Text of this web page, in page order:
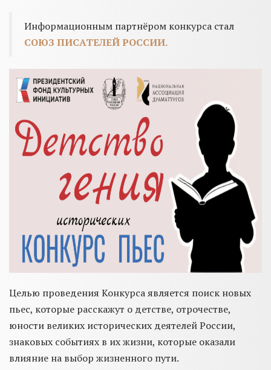
Информационным партнёром конкурса стал
СОЮЗ ПИСАТЕЛЕЙ РОССИИ.
Целью проведения Конкурса является поиск новых
пьес, которые расскажут о детстве, отрочестве,
юности великих исторических деятелей России,
знаковых событиях в их жизни, которые оказали
влияние на выбор жизненного пути.